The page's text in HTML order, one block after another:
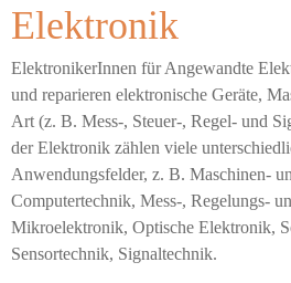
Elektronik
ElektronikerInnen für Angewandte
und reparieren elektronische Geräte,
Art (z. B. Mess-, Steuer-, Regel- und
der Elektronik zählen viele
Anwendungsfelder, z. B. Maschinen-
Computertechnik, Mess-, Regelungs-
Mikroelektronik, Optische Elektronik,
Sensortechnik, Signaltechnik.